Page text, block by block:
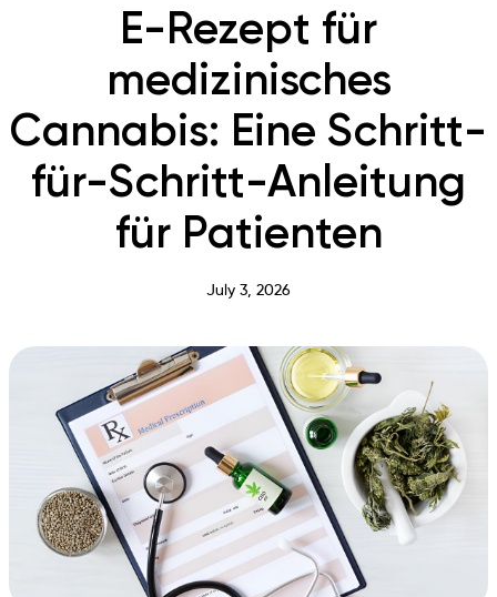
E-Rezept für
medizinisches
Cannabis: Eine Schritt-
für-Schritt-Anleitung
für Patienten
July 3, 2026